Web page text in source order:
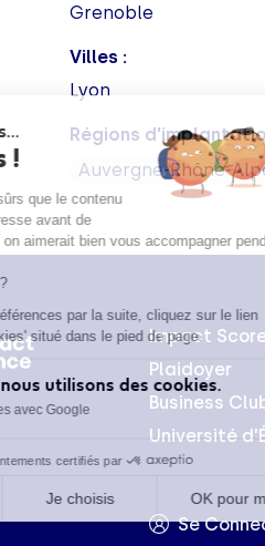
Grenoble
Villes :
Lyon
Régions
Auvergne-Rhône-
Impact
Plaidoyer
Business
Université
Se
!
sûrs que le contenu
intéresse avant de
mais on aimerait bien vous
?
préférences par la suite, cliquez sur
cookies' situé dans le pied de page.
nous utilisons des cookies.
avec Google
Consentements certifiés par
Je choisis OK
Gestion du Consentement :